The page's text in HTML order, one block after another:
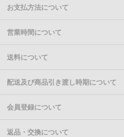
お支払方法について
営業時間について
送料について
配送及び商品引き渡し時期について
会員登録について
返品・交換について